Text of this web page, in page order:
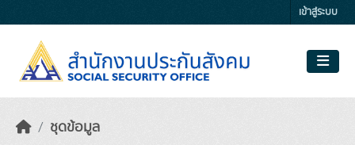
เข้าสู่ระบบ
ชุดข้อมูล